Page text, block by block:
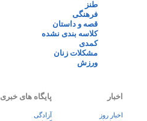
طنز
فرهنگی
قصه و داستان
کلاسه بندی نشده
کمدی
مشکلات زنان
ورزش
اخبار
اخبار روز
پایگاه های خبری
آزادگی